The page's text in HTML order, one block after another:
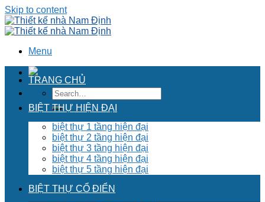
Skip to content
Menu
TRANG CHỦ
BIỆT THỰ HIỆN ĐẠI
biệt thự 1 tầng hiện đại
biệt thự 2 tầng hiện đại
biệt thự 3 tầng hiện đại
biệt thự 4 tầng hiện đại
biệt thự 5 tầng hiện đại
BIỆT THỰ CỔ ĐIỂN